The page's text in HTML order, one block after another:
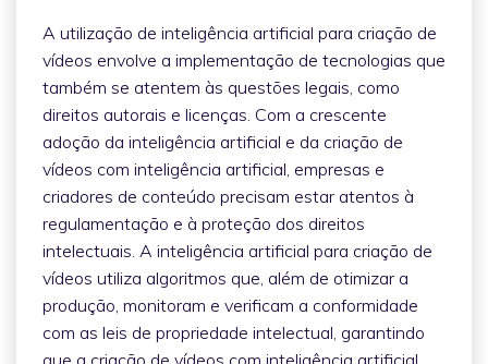
A utilização de inteligência artificial para criação de
vídeos envolve a implementação de tecnologias que
também se atentem às questões legais, como
direitos autorais e licenças. Com a crescente
adoção da inteligência artificial e da criação de
vídeos com inteligência artificial, empresas e
criadores de conteúdo precisam estar atentos à
regulamentação e à proteção dos direitos
intelectuais. A inteligência artificial para criação de
vídeos utiliza algoritmos que, além de otimizar a
produção, monitoram e verificam a conformidade
com as leis de propriedade intelectual, garantindo
que a criação de vídeos com inteligência artificial